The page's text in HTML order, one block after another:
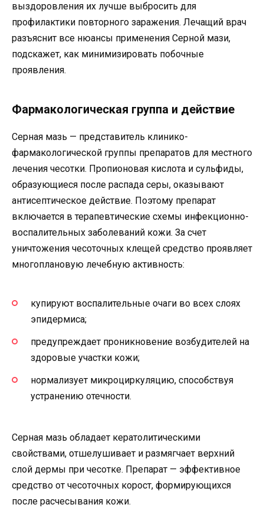
выздоровления их лучше выбросить для
профилактики повторного заражения. Лечащий врач
разъяснит все нюансы применения Серной мази,
подскажет, как минимизировать побочные
проявления.
Фармакологическая группа и действие
Серная мазь — представитель клинико-
фармакологической группы препаратов для местного
лечения чесотки. Пропионовая кислота и сульфиды,
образующиеся после распада серы, оказывают
антисептическое действие. Поэтому препарат
включается в терапевтические схемы инфекционно-
воспалительных заболеваний кожи. За счет
уничтожения чесоточных клещей средство проявляет
многоплановую лечебную активность:
купируют воспалительные очаги во всех слоях
эпидермиса;
предупреждает проникновение возбудителей на
здоровые участки кожи;
нормализует микроциркуляцию, способствуя
устранению отечности.
Серная мазь обладает кератолитическими
свойствами, отшелушивает и размягчает верхний
слой дермы при чесотке. Препарат — эффективное
средство от чесоточных корост, формирующихся
после расчесывания кожи.